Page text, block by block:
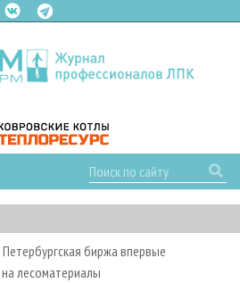
Петербургская биржа впервые
лесоматериалы